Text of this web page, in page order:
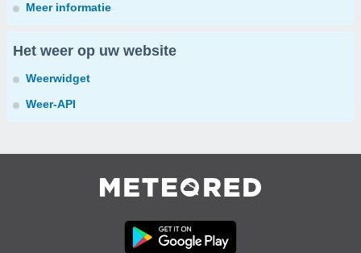
Meer informatie
Het weer op uw website
Weerwidget
Weer-API